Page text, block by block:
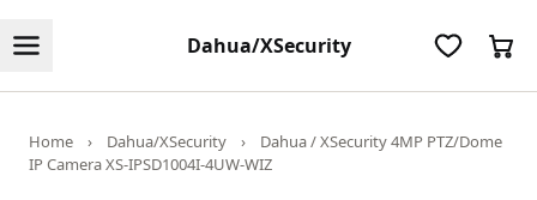
Dahua/XSecurity
Home › Dahua/XSecurity ›
Dahua / XSecurity 4MP PTZ/Dome
IP Camera XS-IPSD1004I-4UW-WIZ